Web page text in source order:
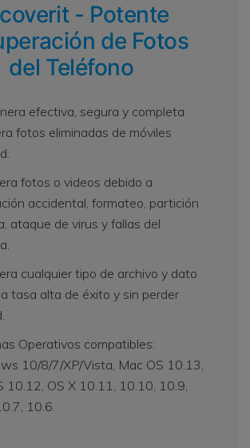
- Potente
de Fotos
del Teléfono
efectiva, segura y completa
fotos eliminadas de móviles
fotos o videos debido a
accidental, formateo, partición
ataque de virus y fallas del
cualquier tipo de archivo y dato
tasa alta de éxito y sin perder
Operativos compatibles:
10/8/7/XP/Vista, Mac OS 10.13,
10.12, OS X 10.11, 10.10, 10.9,
10.6.